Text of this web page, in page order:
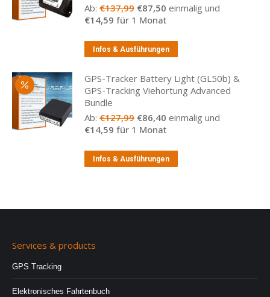
Ab: €137,99 €87,50 einmalig und
€14,59 für 1 Monat
Infos & Ausführungen
GPS-Tracker Battery Light (GL50b) &
GPS-Tracking Viehortung Advanced
Bundle
Ab: €127,99 €86,40 einmalig und
€14,59 für 1 Monat
Infos & Ausführungen
Services & products
GPS Tracking
Elektronisches Fahrtenbuch